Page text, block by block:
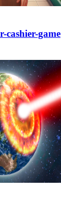
cashier-game